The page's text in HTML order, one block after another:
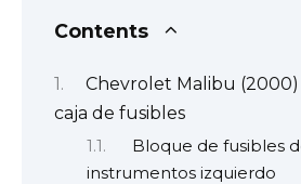
Contents
Chevrolet Malibu (2000)
caja de fusibles
Bloque de fusibles
instrumentos izquierdo